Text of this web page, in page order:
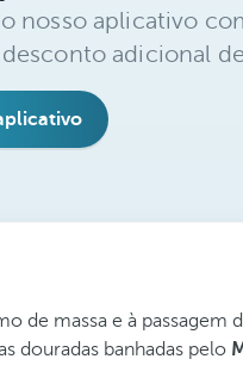
nosso aplicativo
adicional de
de massa e à
douradas banhadas pelo